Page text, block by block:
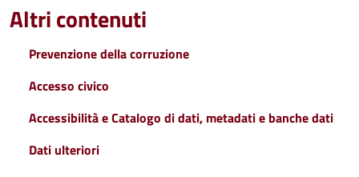
Altri contenuti
Prevenzione della corruzione
Accesso civico
Accessibilità e Catalogo di dati, metadati e banche dati
Dati ulteriori